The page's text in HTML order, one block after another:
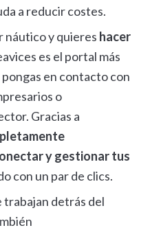
a reducir costes.
náutico y quieres hacer
es el portal más
en contacto con
o
Gracias a
y gestionar tus
con un par de clics.
trabajan detrás del